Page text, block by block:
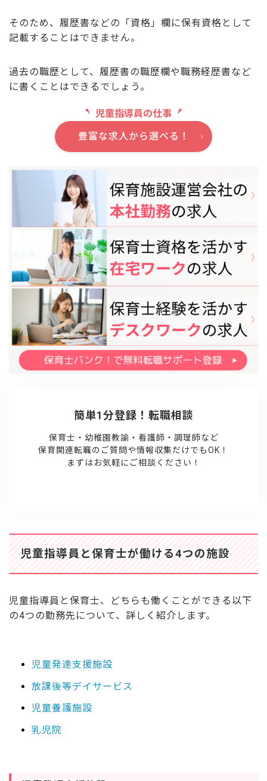
そのため、履歴書などの「資格」欄に保有資格として
記載することはできません。
過去の職歴として、履歴書の職歴欄や職務経歴書など
に書くことはできるでしょう。
児童指導員の仕事
豊富な求人から選べる！
簡単1分登録！転職相談
保育士・幼稚園教諭・看護師・調理師など
保育関連転職のご質問や情報収集だけでもOK！
まずはお気軽にご相談ください！
児童指導員と保育士が働ける4つの施設
児童指導員と保育士、どちらも働くことができる以下
の4つの勤務先について、詳しく紹介します。
児童発達支援施設
放課後等デイサービス
児童養護施設
乳児院